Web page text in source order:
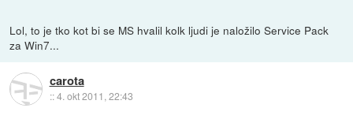
Lol, to je tko kot bi se MS hvalil kolk ljudi je naložilo Service Pack
za Win7...
carota
::4. okt 2011, 22:43